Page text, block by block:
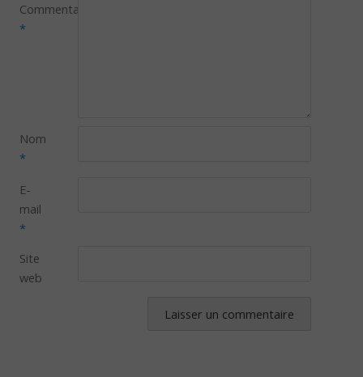
Commentaire
*
Nom
*
E-
mail
*
Site
web